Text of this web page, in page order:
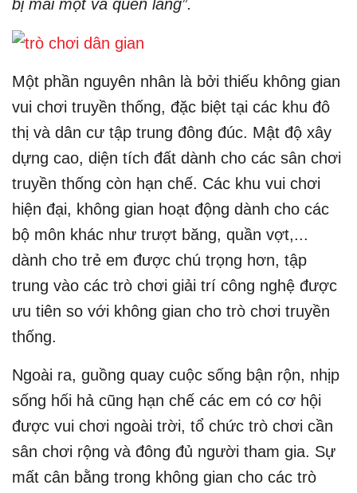
bị mai một và quên lãng”.
Một phần nguyên nhân là bởi thiếu không gian
vui chơi truyền thống, đặc biệt tại các khu đô
thị và dân cư tập trung đông đúc. Mật độ xây
dựng cao, diện tích đất dành cho các sân chơi
truyền thống còn hạn chế. Các khu vui chơi
hiện đại, không gian hoạt động dành cho các
bộ môn khác như trượt băng, quần vợt,...
dành cho trẻ em được chú trọng hơn, tập
trung vào các trò chơi giải trí công nghệ được
ưu tiên so với không gian cho trò chơi truyền
thống.
Ngoài ra, guồng quay cuộc sống bận rộn, nhịp
sống hối hả cũng hạn chế các em có cơ hội
được vui chơi ngoài trời, tổ chức trò chơi cần
sân chơi rộng và đông đủ người tham gia. Sự
mất cân bằng trong không gian cho các trò